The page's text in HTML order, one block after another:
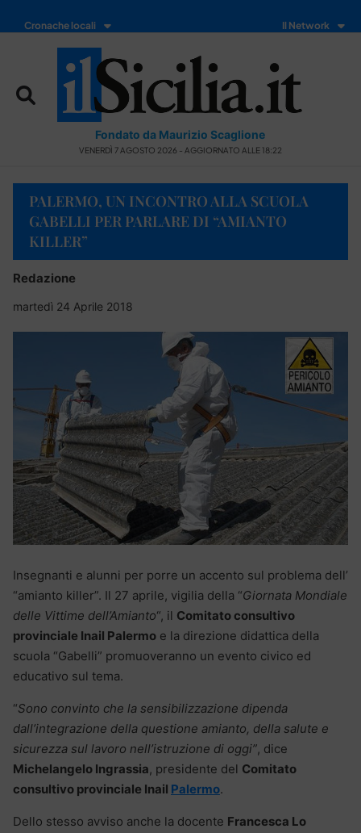
Cronache locali Il Network
Fondato da Maurizio Scaglione
VENERDÌ 7 AGOSTO 2026 - AGGIORNATO ALLE 18:22
PALERMO, UN INCONTRO ALLA SCUOLA
GABELLI PER PARLARE DI “AMIANTO
KILLER”
Redazione
martedì 24 Aprile 2018
Insegnanti e alunni per porre un accento sul problema dell’
“amianto killer”. Il 27 aprile, vigilia della “Giornata Mondiale
delle Vittime dell’Amianto“, il Comitato consultivo
provinciale Inail Palermo e la direzione didattica della
scuola “Gabelli” promuoveranno un evento civico ed
educativo sul tema.
“Sono convinto che la sensibilizzazione dipenda
dall’integrazione della questione amianto, della salute e
sicurezza sul lavoro nell’istruzione di oggi”, dice
Michelangelo Ingrassia, presidente del Comitato
consultivo provinciale Inail Palermo.
Dello stesso avviso anche la docente Francesca Lo